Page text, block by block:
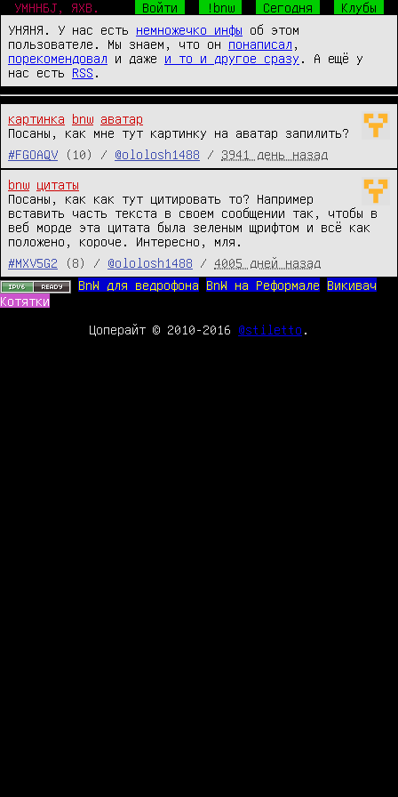
УМННБJ, ЯХВ. Войти !bnw Сегодня
Клубы
УНЯНЯ. У нас есть немножечко инфы об этом
пользователе. Мы знаем, что он понаписал
порекомендовал и даже и то и другое сразу . А ещё у
нас есть RSS
картинка bnw аватар
Посаны, как мне тут картинку на аватар запилить?
#FGOAQV
(10) / @ololosh1488 / 3941 день назад
bnw цитаты
Посаны, как как тут цитировать то? Например
вставить часть текста в своем сообщении так, чтобы в
веб морде эта цитата была зеленым щрифтом и всё как
положено, короче. Интересно, мля.
#MXV5G2
(8) / @ololosh1488 / 4005 дней назад
BnW для ведрофона
BnW на Реформале
Викивач
Котятки
Цоперайт © 2010-2016 @stiletto